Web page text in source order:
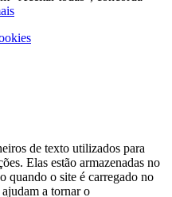
de texto utilizados para
Elas estão armazenadas no
quando o site é carregado no
a tornar o